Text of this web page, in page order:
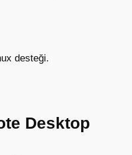
desteği.
Desktop